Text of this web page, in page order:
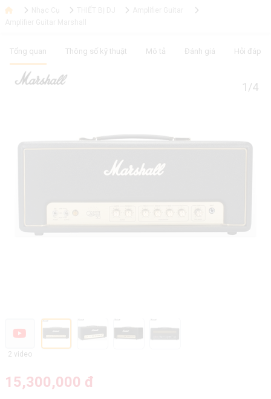
Tổng quan Thông số kỹ thuật Mô tả Đánh giá Hỏi đáp
1/4
2 video
15,300,000 đ